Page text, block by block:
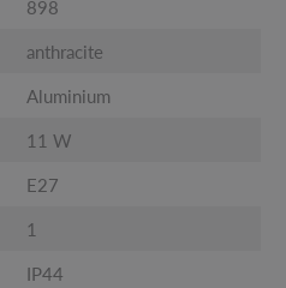
898
anthracite
Aluminium
11 W
E27
1
IP44